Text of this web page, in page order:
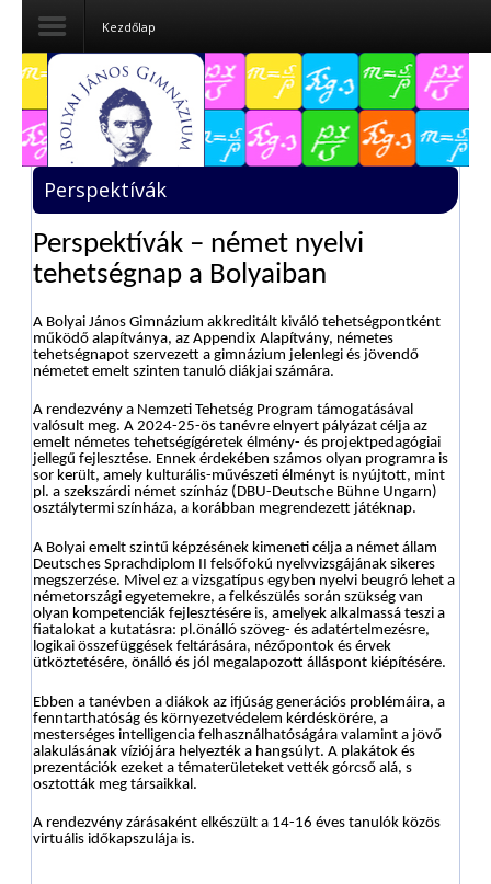
Dokumentumok
Felvételizőknek
Pályázatok
Tehetségpont
adatok
Tanárjelölteknek
Kezdőlap
Perspektívák
Perspektívák – német nyelvi
tehetségnap a Bolyaiban
A Bolyai János Gimnázium akkreditált kiváló tehetségpontként
működő alapítványa, az Appendix Alapítvány, németes
tehetségnapot szervezett a gimnázium jelenlegi és jövendő
németet emelt szinten tanuló diákjai számára.
A rendezvény a Nemzeti Tehetség Program támogatásával
valósult meg. A 2024-25-ös tanévre elnyert pályázat célja az
emelt németes tehetségígéretek élmény- és projektpedagógiai
jellegű fejlesztése. Ennek érdekében számos olyan programra is
sor került, amely kulturális-művészeti élményt is nyújtott, mint
pl. a szekszárdi német színház (DBU-Deutsche Bühne Ungarn)
osztálytermi színháza, a korábban megrendezett játéknap.
A Bolyai emelt szintű képzésének kimeneti célja a német állam
Deutsches Sprachdiplom II felsőfokú nyelvvizsgájának sikeres
megszerzése. Mivel ez a vizsgatípus egyben nyelvi beugró lehet a
németországi egyetemekre, a felkészülés során szükség van
olyan kompetenciák fejlesztésére is, amelyek alkalmassá teszi a
fiatalokat a kutatásra: pl.önálló szöveg- és adatértelmezésre,
logikai összefüggések feltárására, nézőpontok és érvek
ütköztetésére, önálló és jól megalapozott álláspont kiépítésére.
Ebben a tanévben a diákok az ifjúság generációs problémáira, a
fenntarthatóság és környezetvédelem kérdéskörére, a
mesterséges intelligencia felhasználhatóságára valamint a jövő
alakulásának víziójára helyezték a hangsúlyt. A plakátok és
prezentációk ezeket a tématerületeket vették górcső alá, s
osztották meg társaikkal.
A rendezvény zárásaként elkészült a 14-16 éves tanulók közös
virtuális időkapszulája is.